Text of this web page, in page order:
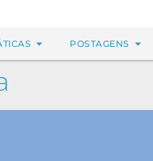
POSTAGENS